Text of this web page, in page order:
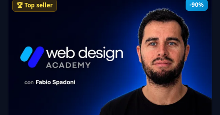
-90%
🏆 Top seller